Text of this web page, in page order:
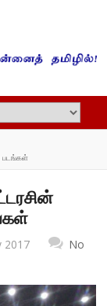
படங்கள்
2017
No